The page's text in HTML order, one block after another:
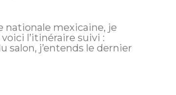
nationale mexicaine, je